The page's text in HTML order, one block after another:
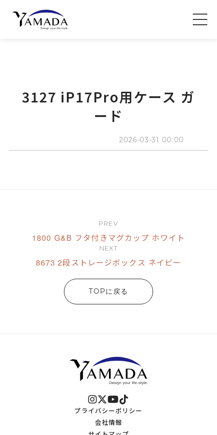
3127 iP17Pro用ケース ガ
ード
2026-03-31 00:00
PREV
1800 G&B フタ付きマグカップ ホワイト
NEXT
8673 2段ストレージボックス ネイビー
TOPに戻る
プライバシーポリシー
会社情報